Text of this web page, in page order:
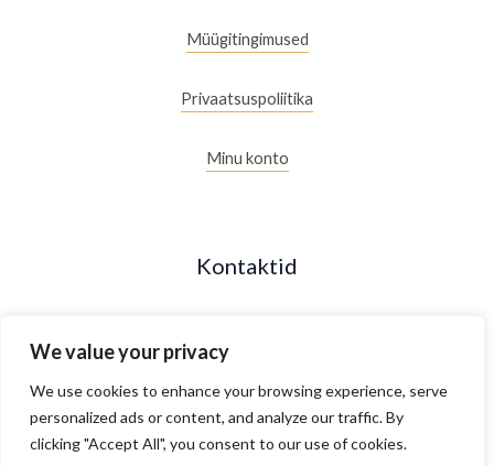
We value your privacy
We use cookies to enhance your browsing experience, serve
personalized ads or content, and analyze our traffic. By
clicking "Accept All", you consent to our use of cookies.
Müügitingimused
Privaatsuspoliitika
Minu konto
Kontaktid
Maakri 19/2, Tallinn, Estonia
E- R 10.00 - 18.00